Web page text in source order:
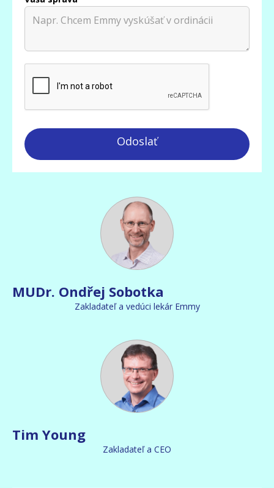
MUDr. Ondřej Sobotka
Zakladateľ a vedúci lekár Emmy
Tim Young
Zakladateľ a CEO